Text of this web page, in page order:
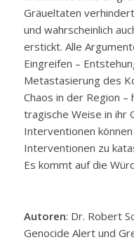
Gräueltaten
und wahrscheinlich
erstickt. Alle
Eingreifen –
Metastasierung des
Chaos in der Region –
tragische Weise in ihr
Interventionen
Interventionen zu
Es kommt auf die
Autoren: Dr. Robert
Genocide Alert und